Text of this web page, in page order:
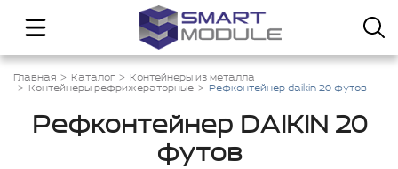
Главная Каталог
Контейнеры из металла
Контейнеры рефрижераторные
Рефконтейнер daikin 20 футов
Рефконтейнер DAIKIN 20
футов